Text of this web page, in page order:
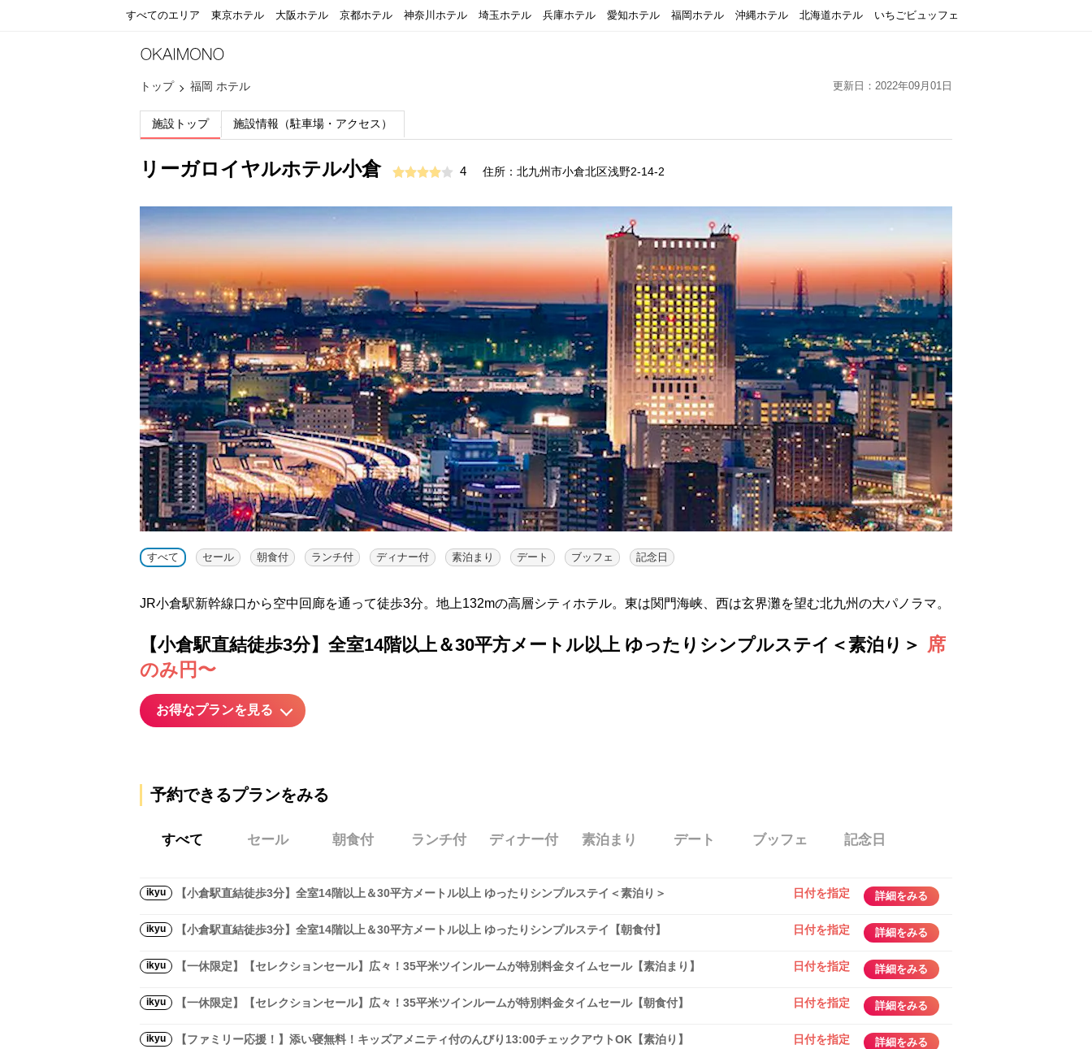
すべてのエリア 東京ホテル 大阪ホテル 京都ホテル 神奈川ホテル 埼玉ホテル 兵庫ホテル 愛知ホテル 福岡ホテル 沖縄ホテル 北海道ホテル いちごビュッフェ
トップ 福岡 ホテル 更新日：2022年09月01日
施設トップ 施設情報（駐車場・アクセス）
リーガロイヤルホテル小倉 4 住所：北九州市小倉北区浅野2-14-2
すべて セール 朝食付 ランチ付 ディナー付 素泊まり デート ブッフェ 記念日
JR小倉駅新幹線口から空中回廊を通って徒歩3分。地上132mの高層シティホテル。東は関門海峡、西は玄界灘を望む北九州の大パノラマ。
【小倉駅直結徒歩3分】全室14階以上＆30平方メートル以上 ゆったりシンプルステイ＜素泊り＞ 席
のみ円〜
お得なプランを見る
予約できるプランをみる
すべて
ikyu 【小倉駅直結徒歩3分】全室14階以上＆30平方メートル以上 ゆったりシンプルステイ＜素泊り＞ 日付を指定 詳細をみる
ikyu 【小倉駅直結徒歩3分】全室14階以上＆30平方メートル以上 ゆったりシンプルステイ【朝食付】 日付を指定 詳細をみる
ikyu 【一休限定】【セレクションセール】広々！35平米ツインルームが特別料金タイムセール【素泊まり】 日付を指定 詳細をみる
ikyu 【一休限定】【セレクションセール】広々！35平米ツインルームが特別料金タイムセール【朝食付】 日付を指定 詳細をみる
ikyu 【ファミリー応援！】添い寝無料！キッズアメニティ付のんびり13:00チェックアウトOK【素泊り】 日付を指定 詳細をみる
セール 朝食付 ランチ付 ディナー付 素泊まり デート ブッフェ 記念日